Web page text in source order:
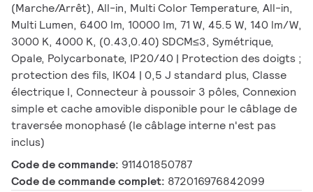
(Marche/Arrêt), All-in, Multi Color Temperature, All-in,
Multi Lumen, 6400 lm, 10000 lm, 71 W, 45.5 W, 140 lm/W,
3000 K, 4000 K, (0.43,0.40) SDCM≤3, Symétrique,
Opale, Polycarbonate, IP20/40 | Protection des doigts ;
protection des fils, IK04 | 0,5 J standard plus, Classe
électrique I, Connecteur à poussoir 3 pôles, Connexion
simple et cache amovible disponible pour le câblage de
traversée monophasé (le câblage interne n'est pas
inclus)
Code de commande: 911401850787
Code de commande complet: 872016976842099